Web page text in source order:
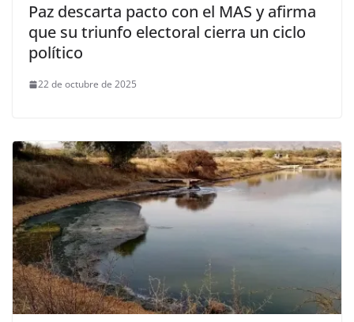
Paz descarta pacto con el MAS y afirma
que su triunfo electoral cierra un ciclo
político
22 de octubre de 2025